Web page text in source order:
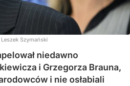
Leszek Szymański
niedawno
i Grzegorza Brauna,
i nie osłabiali